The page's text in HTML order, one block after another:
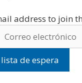
address to join
de espera